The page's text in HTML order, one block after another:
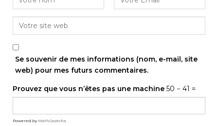
Se souvenir de mes informations (nom, e-mail, site
web) pour mes futurs commentaires.
Prouvez que vous n’êtes pas une machine 50 − 41 =
Powered by MathCaptcha